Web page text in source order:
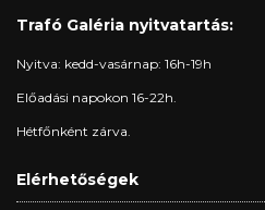
Trafó Galéria nyitvatartás:
Nyitva: kedd-vasárnap: 16h-19h
Előadási napokon 16-22h.
Hétfőnként zárva.
Elérhetőségek